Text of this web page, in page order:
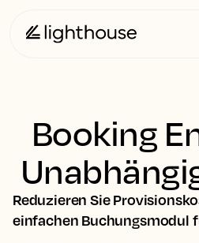
Booking
Reduzieren Sie
einfachen Buchungsmodul